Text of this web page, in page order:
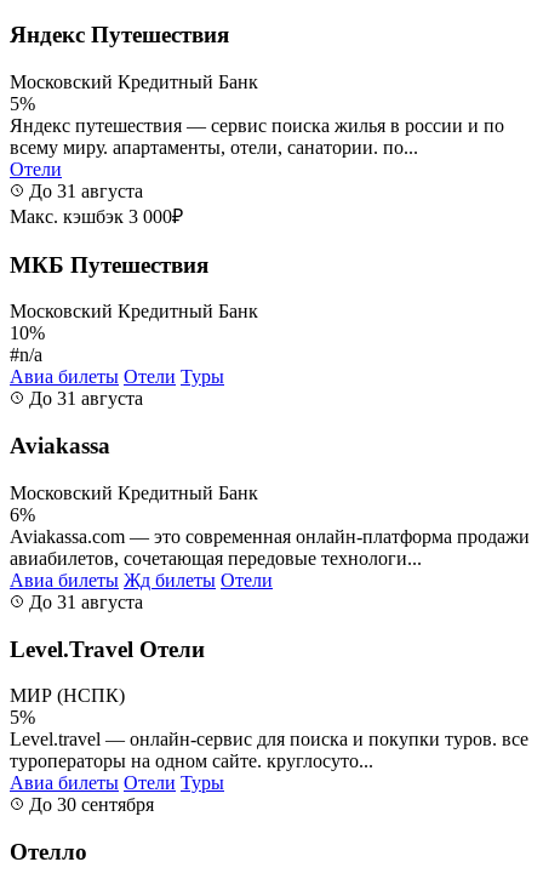
Яндекс Путешествия
Московский Кредитный Банк
5%
Яндекс путешествия — сервис поиска жилья в россии и по
всему миру. апартаменты, отели, санатории. по...
Отели
До 31 августа
Макс. кэшбэк 3 000₽
МКБ Путешествия
Московский Кредитный Банк
10%
#n/a
Авиа билеты Отели Туры
До 31 августа
Aviakassa
Московский Кредитный Банк
6%
Aviakassa.com — это современная онлайн-платформа продажи
авиабилетов, сочетающая передовые технологи...
Авиа билеты Жд билеты Отели
До 31 августа
Level.Travel Отели
МИР (НСПК)
5%
Level.travel — онлайн-сервис для поиска и покупки туров. все
туроператоры на одном сайте. круглосуто...
Авиа билеты Отели Туры
До 30 сентября
Отелло